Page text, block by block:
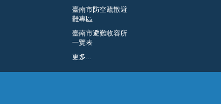
臺南市防空疏散避
難專區
臺南市避難收容所
一覽表
更多...